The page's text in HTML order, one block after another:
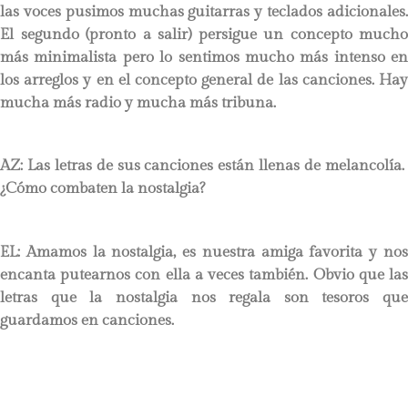
las voces pusimos muchas guitarras y teclados adicionales.
El segundo (pronto a salir) persigue un concepto mucho
más minimalista pero lo sentimos mucho más intenso en
los arreglos y en el concepto general de las canciones. Hay
mucha más radio y mucha más tribuna.
AZ: Las letras de sus canciones están llenas de melancolía.
¿Cómo combaten la nostalgia?
EL: Amamos la nostalgia, es nuestra amiga favorita y nos
encanta putearnos con ella a veces también. Obvio que las
letras que la nostalgia nos regala son tesoros que
guardamos en canciones.